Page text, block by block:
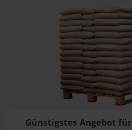
Günstigstes Angebot für